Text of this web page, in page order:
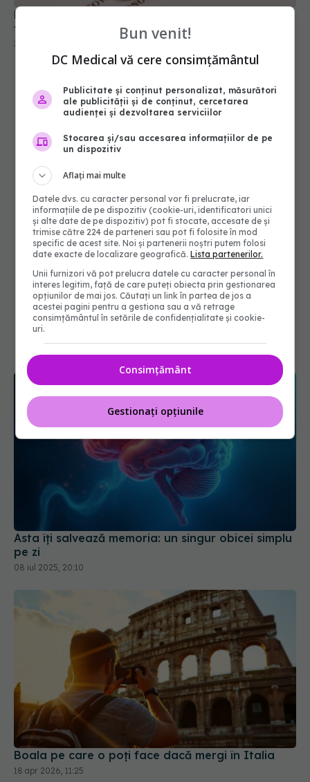
Asta îți salvează memoria: un singur obicei simplu
Boala pe care o poți face dacă mergi în Italia
18 apr 2026, 11:25
Bun venit!
DC Medical vă cere consimțământul
Publicitate și conținut personalizat, măsurători
ale publicității și de conținut, cercetarea
audienței și dezvoltarea serviciilor
Stocarea și/sau accesarea informațiilor de pe
un dispozitiv
Aflați mai multe
Datele dvs. cu caracter personal vor fi prelucrate, iar
informațiile de pe dispozitiv (cookie-uri, identificatori unici
și alte date de pe dispozitiv) pot fi stocate, accesate de și
trimise către 224 de parteneri sau pot fi folosite în mod
specific de acest site. Noi și partenerii noștri putem folosi
date exacte de localizare geografică.Lista partenerilor.
Unii furnizori vă pot prelucra datele cu caracter personal în
interes legitim, față de care puteți obiecta prin gestionarea
opțiunilor de mai jos. Căutați un link în partea de jos a
acestei pagini pentru a gestiona sau a vă retrage
consimțământul în setările de confidențialitate și cookie-
uri.
Consimțământ
Gestionați opțiunile